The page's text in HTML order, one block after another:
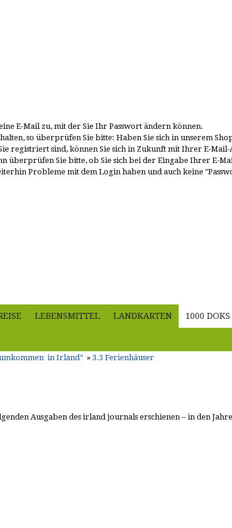
E-Mail zu, mit der Sie Ihr Passwort ändern können.
so überprüfen Sie bitte: Haben Sie sich in unserem
registriert sind, können Sie sich in Zukunft mit Ihrer E-
überprüfen Sie bitte, ob Sie sich bei der Eingabe Ihrer E-
Probleme mit dem Login haben und auch keine
LEBENSMITTEL LANDKARTEN 1000 DOKS
in Irland“ » 3.3 Ferienhäuser
Ausgaben des irland journals erschienen – in den